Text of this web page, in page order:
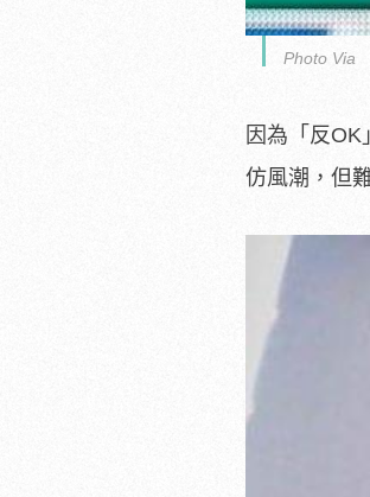
Photo Via
因為「反
仿風潮，但